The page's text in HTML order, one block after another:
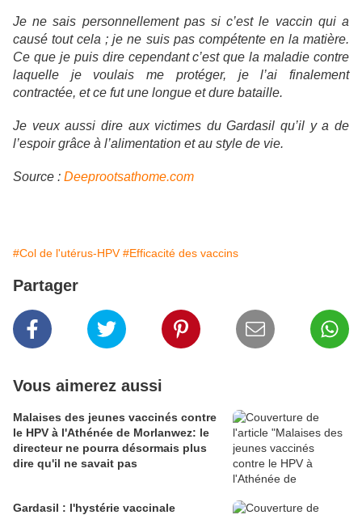
Je ne sais personnellement pas si c’est le vaccin qui a
causé tout cela ; je ne suis pas compétente en la matière.
Ce que je puis dire cependant c’est que la maladie contre
laquelle je voulais me protéger, je l’ai finalement
contractée, et ce fut une longue et dure bataille.
Je veux aussi dire aux victimes du Gardasil qu’il y a de
l’espoir grâce à l’alimentation et au style de vie.
Source : Deeprootsathome.com
#Col de l'utérus-HPV #Efficacité des vaccins
Partager
Vous aimerez aussi
Malaises des jeunes vaccinés contre
le HPV à l'Athénée de Morlanwez: le
directeur ne pourra désormais plus
dire qu'il ne savait pas
Gardasil : l'hystérie vaccinale